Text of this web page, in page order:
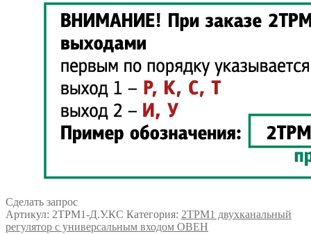
Сделать запрос
Артикул: 2ТРМ1-Д.У.КС Категория: 2ТРМ1 двухканальный
регулятор с универсальным входом ОВЕН